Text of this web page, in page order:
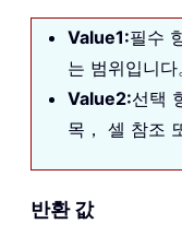
Value1:필수
는 범위입니다
Value2:선택
목， 셀 참조
반환 값